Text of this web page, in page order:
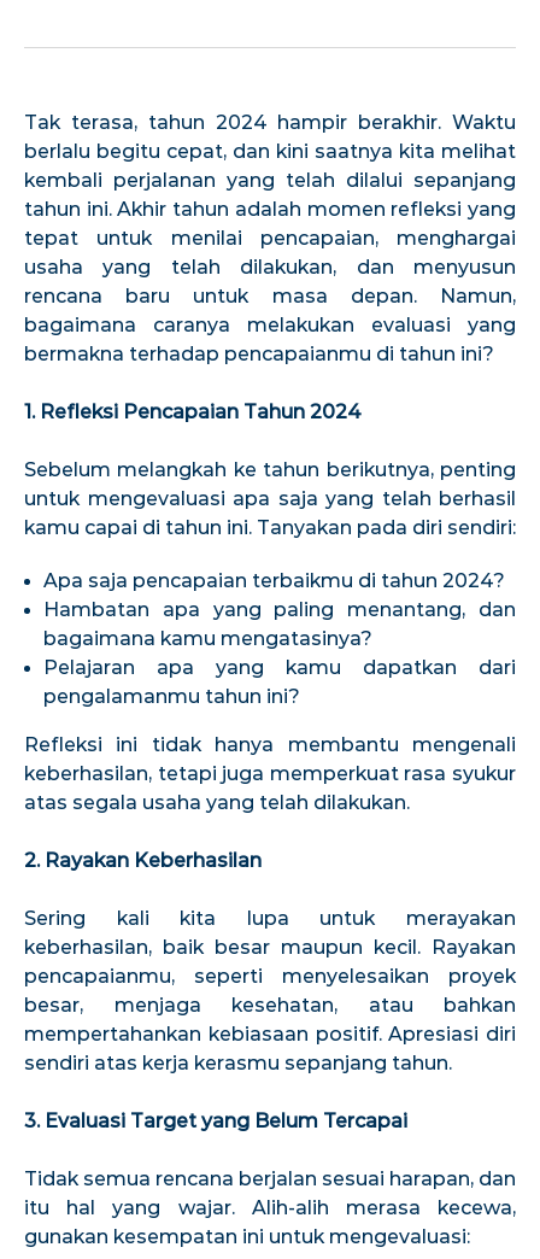
Tak terasa, tahun 2024 hampir berakhir. Waktu
berlalu begitu cepat, dan kini saatnya kita melihat
kembali perjalanan yang telah dilalui sepanjang
tahun ini. Akhir tahun adalah momen refleksi yang
tepat untuk menilai pencapaian, menghargai
usaha yang telah dilakukan, dan menyusun
rencana baru untuk masa depan. Namun,
bagaimana caranya melakukan evaluasi yang
bermakna terhadap pencapaianmu di tahun ini?
1. Refleksi Pencapaian Tahun 2024
Sebelum melangkah ke tahun berikutnya, penting
untuk mengevaluasi apa saja yang telah berhasil
kamu capai di tahun ini. Tanyakan pada diri sendiri:
Apa saja pencapaian terbaikmu di tahun 2024?
Hambatan apa yang paling menantang, dan
bagaimana kamu mengatasinya?
Pelajaran apa yang kamu dapatkan dari
pengalamanmu tahun ini?
Refleksi ini tidak hanya membantu mengenali
keberhasilan, tetapi juga memperkuat rasa syukur
atas segala usaha yang telah dilakukan.
2. Rayakan Keberhasilan
Sering kali kita lupa untuk merayakan
keberhasilan, baik besar maupun kecil. Rayakan
pencapaianmu, seperti menyelesaikan proyek
besar, menjaga kesehatan, atau bahkan
mempertahankan kebiasaan positif. Apresiasi diri
sendiri atas kerja kerasmu sepanjang tahun.
3. Evaluasi Target yang Belum Tercapai
Tidak semua rencana berjalan sesuai harapan, dan
itu hal yang wajar. Alih-alih merasa kecewa,
gunakan kesempatan ini untuk mengevaluasi: